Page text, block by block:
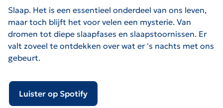
Slaap. Het is een essentieel onderdeel van ons leven,
maar toch blijft het voor velen een mysterie. Van
dromen tot diepe slaapfases en slaapstoornissen. Er
valt zoveel te ontdekken over wat er 's nachts met ons
gebeurt.
Luister op Spotify